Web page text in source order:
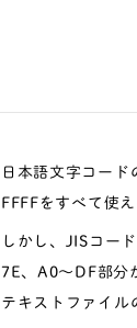
日本語文字コー
FFFFをすべて使
しかし、JISコー
7E、A0〜DF部分
テキストファイル